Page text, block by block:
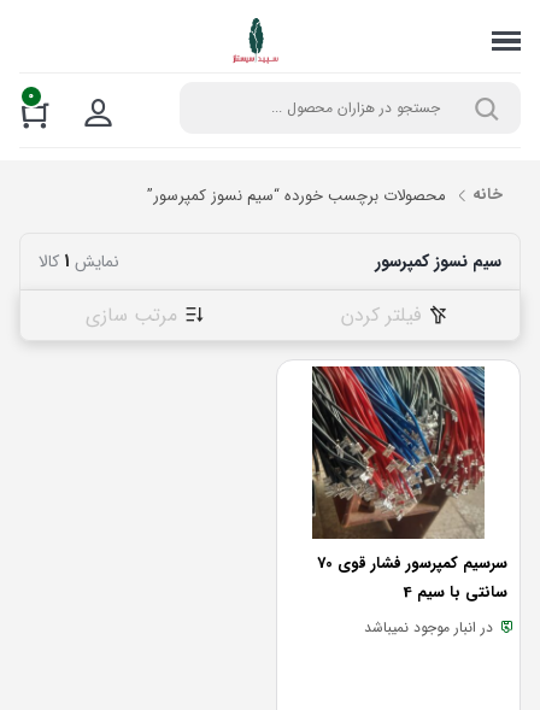
0
خانه محصولات برچسب خورده “سیم نسوز کمپرسور”
سیم نسوز کمپرسور نمایش 1 کالا
فیلتر کردن مرتب سازی
سرسیم کمپرسور فشار قوی 70
سانتی با سیم 4
در انبار موجود نمیباشد